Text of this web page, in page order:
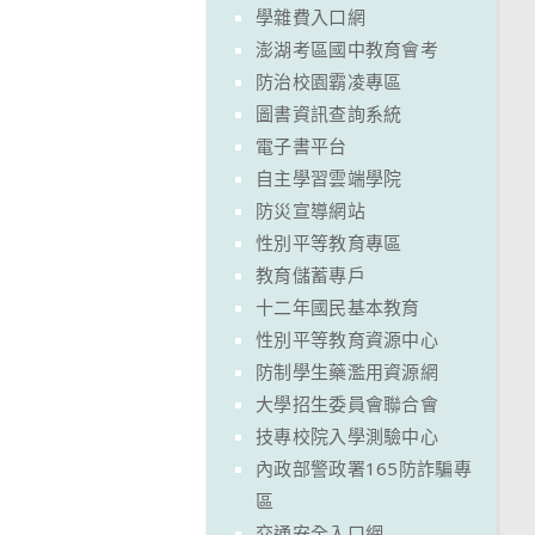
學雜費入口網
澎湖考區國中教育會考
防治校園霸凌專區
圖書資訊查詢系統
電子書平台
自主學習雲端學院
防災宣導網站
性別平等教育專區
教育儲蓄專戶
十二年國民基本教育
性別平等教育資源中心
防制學生藥濫用資源網
大學招生委員會聯合會
技專校院入學測驗中心
內政部警政署165防詐騙專
區